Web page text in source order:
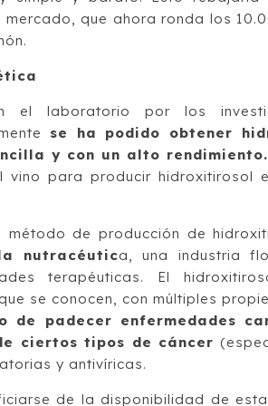
que ahora ronda los
el laboratorio por los
se ha podido obtener
y con un alto rendimiento.
vino para producir hidroxitirosol
de producción de
nutracéutica, una industria
terapéuticas. El
se conocen, con múltiples
de padecer enfermedades
ciertos tipos de cáncer
y antivíricas.
de la disponibilidad de esta